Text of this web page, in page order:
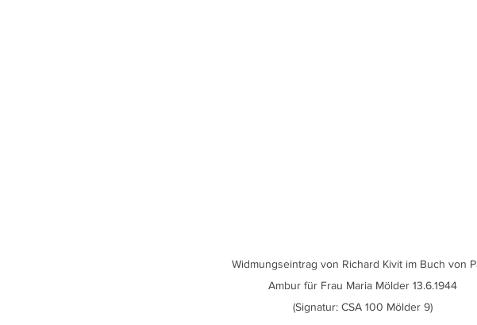
Widmungseintrag von Richard Kivit im Buch von
Ambur für Frau Maria Mölder 13.6.1944
(Signatur: CSA 100 Mölder 9)